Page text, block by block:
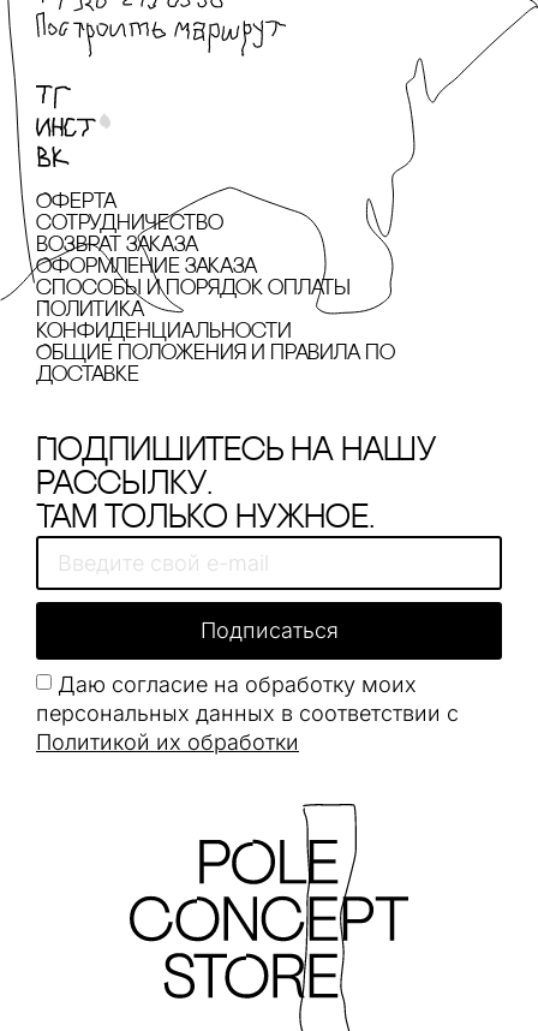
Оферта
сотрудничество
Возврат заказа
Оформление заказа
cпособы и порядок оплаты
Политика
конфиденциальности
Общие положения и правила по
доставке
Подпишитесь на нашу
рассылку.
Там только нужное.
Даю согласие на обработку моих
персональных данных в соответствии с
Политикой их обработки
Подписаться